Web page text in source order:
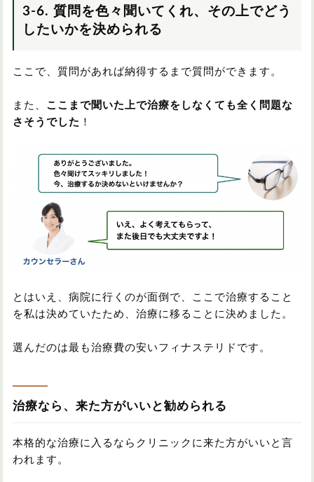
3-6. 質問を色々聞いてくれ、その上でどう
したいかを決められる
ここで、質問があれば納得するまで質問ができます。
また、 ここまで聞いた上で治療をしなくても全く問題な
さそうでした ！
とはいえ、病院に行くのが面倒で、ここで治療すること
を私は決めていたため、治療に移ることに決めました。
選んだのは最も治療費の安いフィナステリドです。
治療なら、来た方がいいと勧められる
本格的な治療に入るならクリニックに来た方がいいと言
われます。